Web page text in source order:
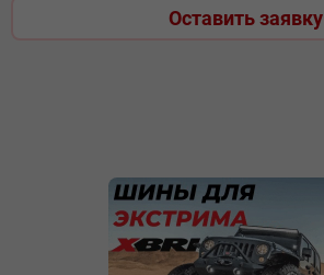
Оставить заявку